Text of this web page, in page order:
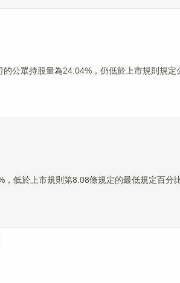
公眾持股量為24.04%，仍低於上市規則規定
低於上市規則第8.08條規定的最低規定百分比